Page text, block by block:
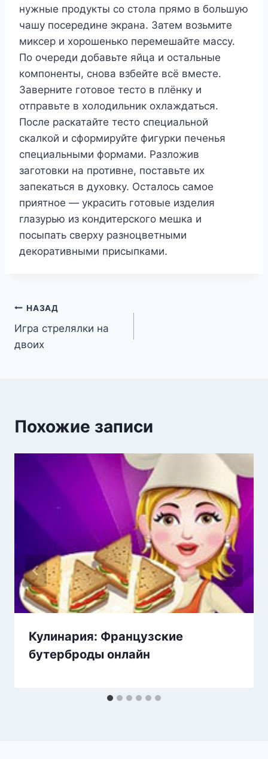
нужные продукты со стола прямо в большую
чашу посередине экрана. Затем возьмите
миксер и хорошенько перемешайте массу.
По очереди добавьте яйца и остальные
компоненты, снова взбейте всё вместе.
Заверните готовое тесто в плёнку и
отправьте в холодильник охлаждаться.
После раскатайте тесто специальной
скалкой и сформируйте фигурки печенья
специальными формами. Разложив
заготовки на противне, поставьте их
запекаться в духовку. Осталось самое
приятное — украсить готовые изделия
глазурью из кондитерского мешка и
посыпать сверху разноцветными
декоративными присыпками.
Навигация
по
НАЗАД
Игра стрелялки на
двоих
Похожие записи
Кулинария: Французские
бутерброды онлайн